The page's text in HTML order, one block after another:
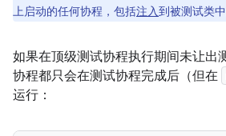
上启动的任何协程，包括注入到被测试类中
如果在顶级测试协程执行期间未让出
协程都只会在测试协程完成后（但在
运行：